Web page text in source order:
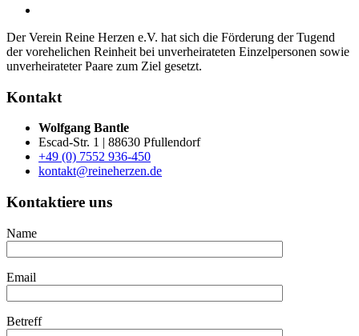
Der Verein Reine Herzen e.V. hat sich die För­der­ung der Tugend
der vor­ehelichen Rein­heit bei un­ver­heirateten Einzel­per­sonen sowie
un­ver­heirateter Paare zum Ziel gesetzt.
Kontakt
Wolfgang Bantle
Escad-Str. 1 | 88630 Pfullendorf
+49 (0) 7552 936-450
kontakt@reineherzen.de
Kontaktiere uns
Name
Email
Betreff